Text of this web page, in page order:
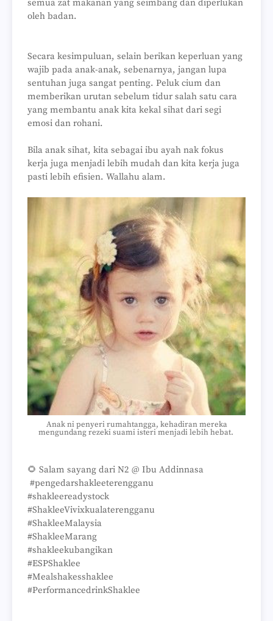
semua zat makanan yang seimbang dan diperlukan
oleh badan.
Secara kesimpuluan, selain berikan keperluan yang
wajib pada anak-anak, sebenarnya, jangan lupa
sentuhan juga sangat penting. Peluk cium dan
memberikan urutan sebelum tidur salah satu cara
yang membantu anak kita kekal sihat dari segi
emosi dan rohani.
Bila anak sihat, kita sebagai ibu ayah nak fokus
kerja juga menjadi lebih mudah dan kita kerja juga
pasti lebih efisien. Wallahu alam.
Anak ni penyeri rumahtangga, kehadiran mereka
mengundang rezeki suami isteri menjadi lebih hebat.
🌻 Salam sayang dari N2 @ Ibu Addinnasa
#pengedarshakleeterengganu
#shakleereadystock
#ShakleeVivixkualaterengganu
#ShakleeMalaysia
#ShakleeMarang
#shakleekubangikan
#ESPShaklee
#Mealshakesshaklee
#PerformancedrinkShaklee